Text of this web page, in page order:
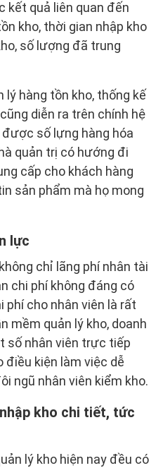
kết quả liên quan đến
kho, thời gian nhập kho
số lượng đã trung
lý hàng tồn kho, thống kế
diễn ra trên chính hệ
số lựng hàng hóa
quản trị có hướng đi
cấp cho khách hàng
sản phẩm mà họ mong
lực
chỉ lãng phí nhân tài
chi phí không đáng có
phí cho nhân viên là rất
mềm quản lý kho, doanh
số nhân viên trực tiếp
điều kiện làm việc dễ
ngũ nhân viên kiểm kho.
kho chi tiết, tức
lý kho hiện nay đều có